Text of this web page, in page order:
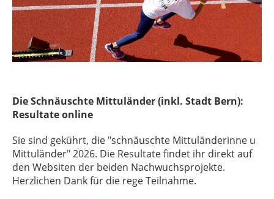
Die Schnäuschte Mittuländer (inkl. Stadt Bern):
Resultate online
Sie sind gekührt, die "schnäuschte Mittuländerinne u
Mittuländer" 2026. Die Resultate findet ihr direkt auf
den Websiten der beiden Nachwuchsprojekte.
Herzlichen Dank für die rege Teilnahme.